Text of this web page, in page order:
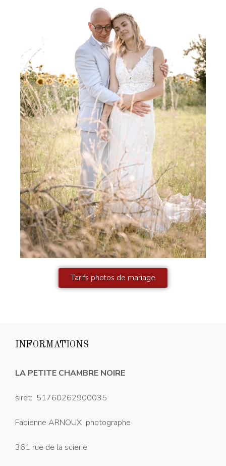
Tarifs photos de mariage
INFORMATIONS
LA PETITE CHAMBRE NOIRE
siret: 51760262900035
Fabienne ARNOUX photographe
361 rue de la scierie